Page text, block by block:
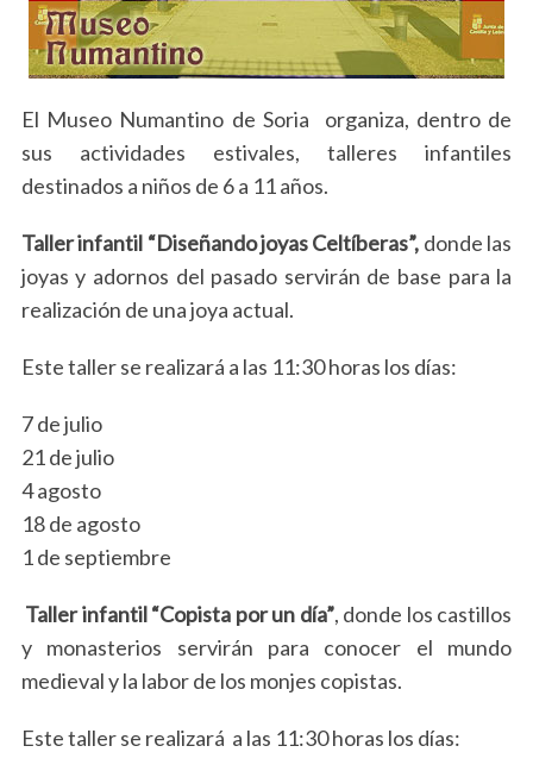
El Museo Numantino de Soria organiza, dentro de
sus actividades estivales, talleres infantiles
destinados a niños de 6 a 11 años.
Taller infantil “Diseñando joyas Celtíberas”, donde las
joyas y adornos del pasado servirán de base para la
realización de una joya actual.
Este taller se realizará a las 11:30 horas los días:
7 de julio
21 de julio
4 agosto
18 de agosto
1 de septiembre
Taller infantil “Copista por un día”, donde los castillos
y monasterios servirán para conocer el mundo
medieval y la labor de los monjes copistas.
Este taller se realizará a las 11:30 horas los días: